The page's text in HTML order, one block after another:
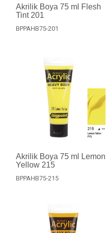
Akrilik Boya 75 ml Flesh
Tint 201
BPPAHB75-201
Akrilik Boya 75 ml Lemon
Yellow 215
BPPAHB75-215